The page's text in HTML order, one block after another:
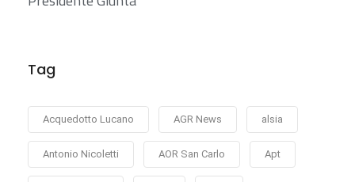
Tag
Acquedotto Lucano AGR News alsia
Antonio Nicoletti AOR San Carlo Apt